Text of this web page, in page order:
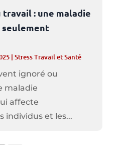
travail : une maladie
seulement
| Stress Travail et Santé
ignoré ou
maladie
affecte
individus et les...